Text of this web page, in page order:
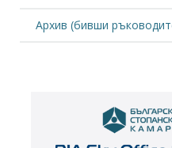
Архив (бивши